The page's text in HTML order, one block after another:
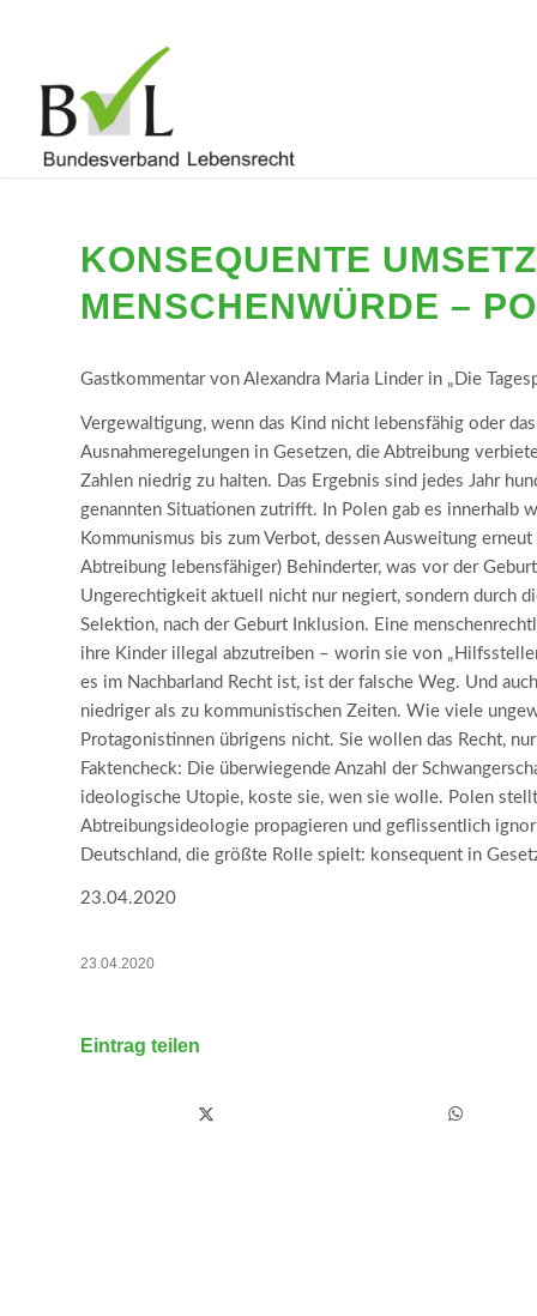
KONSEQUENTE
MENSCHENWÜRDE –
Gastkommentar von Alexandra Maria Linder in „Die
Vergewaltigung, wenn das Kind nicht lebensfähig oder
Ausnahmeregelungen in Gesetzen, die Abtreibung
Zahlen niedrig zu halten. Das Ergebnis sind jedes Jahr
genannten Situationen zutrifft. In Polen gab es innerhalb
Kommunismus bis zum Verbot, dessen Ausweitung
Abtreibung lebensfähiger) Behinderter, was vor der
Ungerechtigkeit aktuell nicht nur negiert, sondern durch
Selektion, nach der Geburt Inklusion. Eine
ihre Kinder illegal abzutreiben – worin sie von
es im Nachbarland Recht ist, ist der falsche Weg. Und
niedriger als zu kommunistischen Zeiten. Wie viele
Protagonistinnen übrigens nicht. Sie wollen das Recht,
Faktencheck: Die überwiegende Anzahl der
ideologische Utopie, koste sie, wen sie wolle. Polen
Abtreibungsideologie propagieren und geflissentlich
Deutschland, die größte Rolle spielt: konsequent in
23.04.2020
23.04.2020
Eintrag teilen